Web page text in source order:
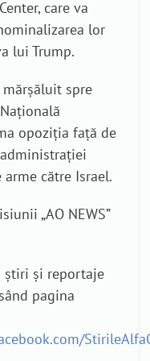
care va
lor
lui Trump.
spre
opoziția față de
către Israel.
„AO NEWS”
știri și reportaje
pagina